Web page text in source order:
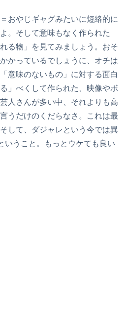
おやじギャグみたいに短絡的に
。そして意味もなく作られた
る物」を見てみましょう。おそ
かっているでしょうに、オチは
意味のないもの」に対する面白
」べくして作られた、映像やボ
人さんが多い中、それよりも高
うだけのくだらなさ。これは最
して、ダジャレという今では異
いうこと。もっとウケても良い